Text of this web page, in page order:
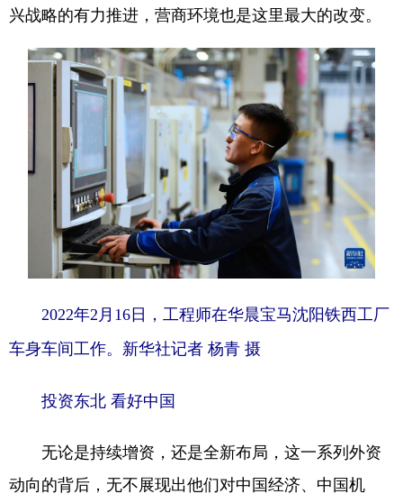
兴战略的有力推进，营商环境也是这里最大的改变。
2022年2月16日，工程师在华晨宝马沈阳铁西工厂
车身车间工作。新华社记者 杨青 摄
投资东北 看好中国
无论是持续增资，还是全新布局，这一系列外资
动向的背后，无不展现出他们对中国经济、中国机